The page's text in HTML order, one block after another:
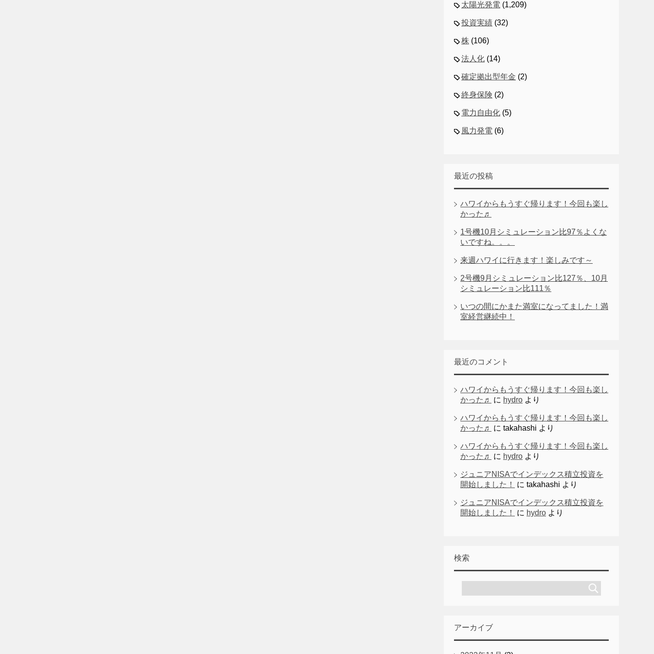
太陽光発電 (1,209)
投資実績 (32)
株 (106)
法人化 (14)
確定拠出型年金 (2)
終身保険 (2)
電力自由化 (5)
風力発電 (6)
最近の投稿
ハワイからもうすぐ帰ります！今回も楽し
かった♬
1号機10月シミュレーション比97％よくな
いですね。。。
来週ハワイに行きます！楽しみです～
2号機9月シミュレーション比127％、10月
シミュレーション比111％
いつの間にかまた満室になってました！満
室経営継続中！
最近のコメント
ハワイからもうすぐ帰ります！今回も楽し
かった♬
に hydro より
ハワイからもうすぐ帰ります！今回も楽し
かった♬
に takahashi より
ハワイからもうすぐ帰ります！今回も楽し
かった♬
に hydro より
ジュニアNISAでインデックス積立投資を
開始しました！
に takahashi より
ジュニアNISAでインデックス積立投資を
開始しました！
に hydro より
検索
アーカイブ